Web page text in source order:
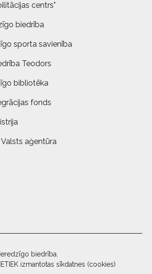
centrs"
biedrība
sporta savienība
Teodors
bibliotēka
fonds
aģentūra
biedrība.
izmantotas sīkdatnes (cookies)